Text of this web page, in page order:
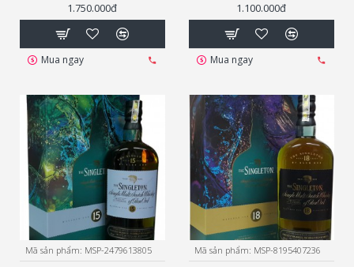
1.750.000đ
Mua ngay
1.100.000đ
Mua ngay
Mã sản phẩm: MSP-2479613805 Mã sản phẩm: MSP-8195407236